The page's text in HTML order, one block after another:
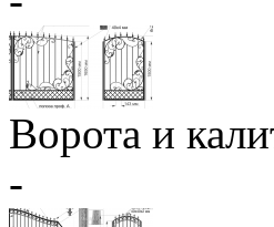
Ворота и
-